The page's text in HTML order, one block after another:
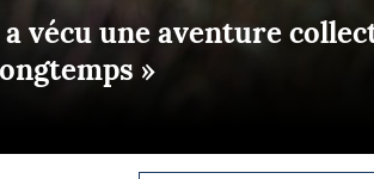
vécu une aventure
»